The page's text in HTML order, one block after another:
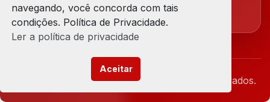
© 2026 Chapada Hoje. Todos os direitos reservados.
navegando, você concorda com tais
condições. Política de Privacidade.
Ler a política de privacidade
Aceitar